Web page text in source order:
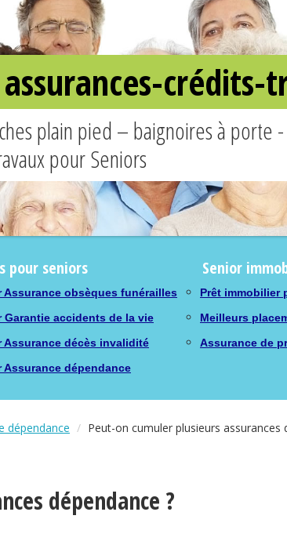
plain pied – baignoires à porte -
pour Seniors
pour seniors
Assurance obsèques funérailles
Garantie accidents de la vie
Assurance décès invalidité
Assurance dépendance
Senior
Prêt immobilier
Meilleurs
Assurance de
dépendance Peut-on cumuler plusieurs assurances
dépendance ?